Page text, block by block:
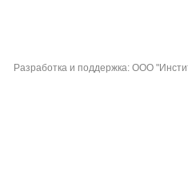
Разработка и поддержка: ООО